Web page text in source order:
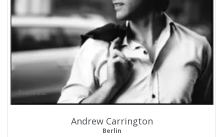
ProArtist
Andrew Carrington
Berlin